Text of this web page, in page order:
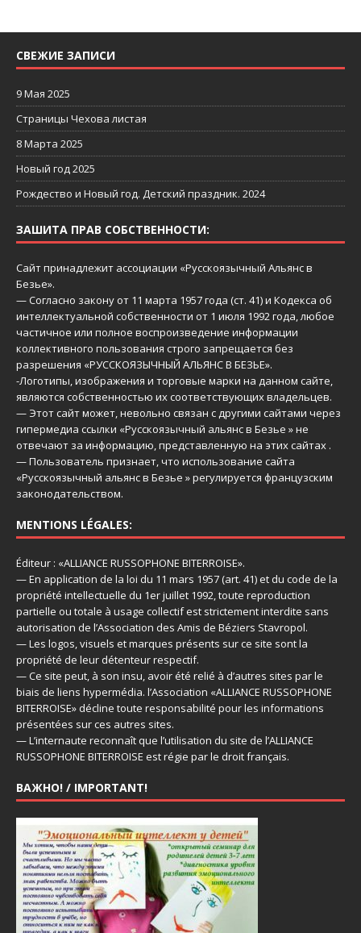
СВЕЖИЕ ЗАПИСИ
9 Мая 2025
Страницы Чехова листая
8 Марта 2025
Новый год 2025
Рождество и Новый год. Детский праздник. 2024
ЗАШИТА ПРАВ СОБСТВЕННОСТИ:
Сайт принадлежит ассоциации «Русскоязычный Aльянс в
Безье».
— Согласно закону от 11 марта 1957 года (ст. 41) и Кодекса об
интеллектуальной собственности от 1 июля 1992 года, любое
частичное или полное воспроизведение информации
коллективного пользования строго запрещается без
разрешения «РУССКОЯЗЫЧНЫЙ АЛЬЯНС В БЕЗЬЕ».
-Логотипы, изображения и торговые марки на данном сайте,
являются собственностью их соответствующих владельцев.
— Этот сайт может, невольно связан с другими сайтами через
гипермедиа ссылки «Русскоязычный альянс в Безье » не
отвечают за информацию, представленную на этих сайтах .
— Пользователь признает, что использование сайта
«Русскоязычный альянс в Безье » регулируется французским
законодательством.
MENTIONS LÉGALES:
Éditeur : «ALLIANCE RUSSOPHONE BITERROISE».
— En application de la loi du 11 mars 1957 (art. 41) et du code de la
propriété intellectuelle du 1er juillet 1992, toute reproduction
partielle ou totale à usage collectif est strictement interdite sans
autorisation de l’Association des Amis de Béziers Stavropol.
— Les logos, visuels et marques présents sur ce site sont la
propriété de leur détenteur respectif.
— Ce site peut, à son insu, avoir été relié à d’autres sites par le
biais de liens hypermédia. l’Association «ALLIANCE RUSSOPHONE
BITERROISE» décline toute responsabilité pour les informations
présentées sur ces autres sites.
— L’internaute reconnaît que l’utilisation du site de l’ALLIANCE
RUSSOPHONE BITERROISE est régie par le droit français.
ВАЖНО! / IMPORTANT!